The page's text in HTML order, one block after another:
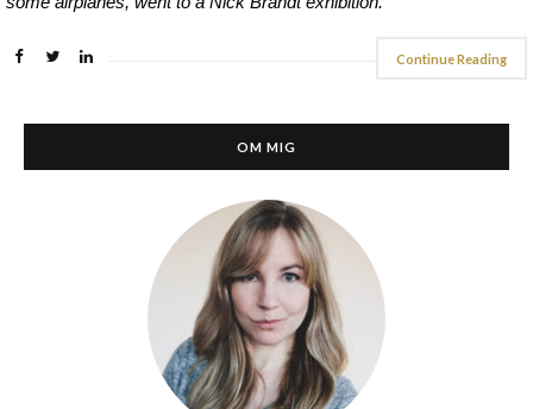
Continue Reading
OM MIG